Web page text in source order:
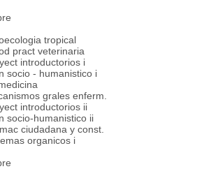
tropical
pract veterinaria
introductorios i
socio - humanistico i
grales enferm.
introductorios ii
socio-humanistico ii
ciudadana y const.
organicos i